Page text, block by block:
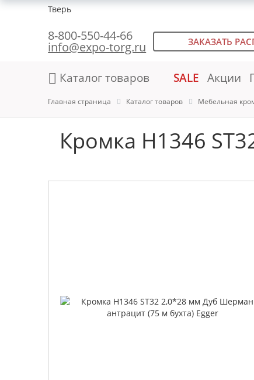
Тверь
8-800-550-44-66
info@expo-torg.ru ЗАКАЗАТЬ
Каталог товаров SALE Акции
Главная страница Каталог товаров Мебельная
Кромка H1346